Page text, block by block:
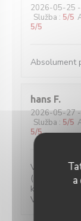
a
2026-05-25
Služba : 5/5
5/5
Absolument
hans F
2026-05-27-
Služba : 5/5
5/5
Verrassende
(plat of
klein maar
Vriendelijke